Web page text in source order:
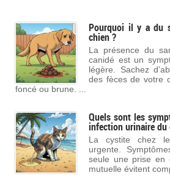
Pourquoi il y a du
chien ?
La présence du
canidé est un
légère. Sachez
des fèces de votre
foncé ou brune. ...
Quels sont les
infection urinaire du
La cystite chez
urgente.
seule une prise en
mutuelle évitent